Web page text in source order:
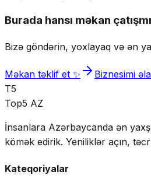
Burada hansı məkan
Bizə göndərin, yoxlayaq və ən
Məkan təklif et ✨
Biznesimi
T5
Top5 AZ
İnsanlara Azərbaycanda ən
kömək edirik. Yeniliklər açın,
Kateqoriyalar